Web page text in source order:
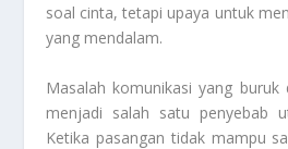
soal cinta, tetapi upaya untuk
yang mendalam.
Masalah komunikasi yang buruk
menjadi salah satu penyebab
Ketika pasangan tidak mampu